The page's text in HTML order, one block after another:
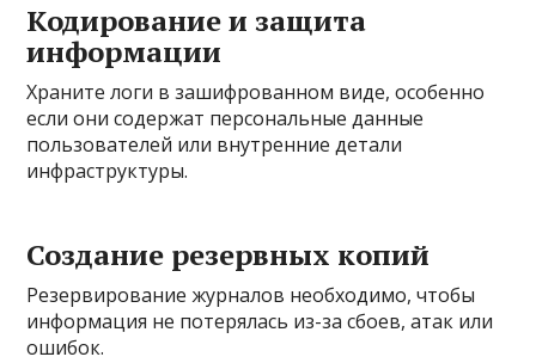
Кодирование и защита
информации
Храните логи в зашифрованном виде, особенно
если они содержат персональные данные
пользователей или внутренние детали
инфраструктуры.
Создание резервных копий
Резервирование журналов необходимо, чтобы
информация не потерялась из-за сбоев, атак или
ошибок.